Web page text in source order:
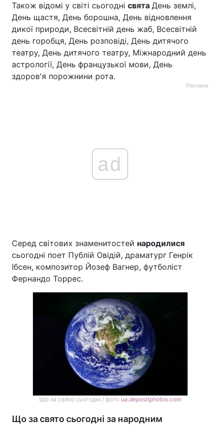
Також відомі у світі сьогодні свята День землі,
День щастя, День борошна, День відновлення
дикої природи, Всесвітній день жаб, Всесвітній
день горобця, День розповіді, День дитячого
театру, День дитячого театру, Міжнародний день
астрології, День французької мови, День
здоров'я порожнини рота.
Реклама
ad
Серед світових знаменитостей народилися
сьогодні поет Публій Овідій, драматург Генрік
Ібсен, композитор Йозеф Вагнер, футболіст
Фернандо Торрес.
Що за свято сьогодні / фото ua.depositphotos.com
Що за свято сьогодні за народним